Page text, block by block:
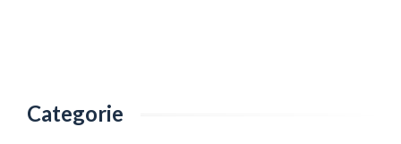
Categorie